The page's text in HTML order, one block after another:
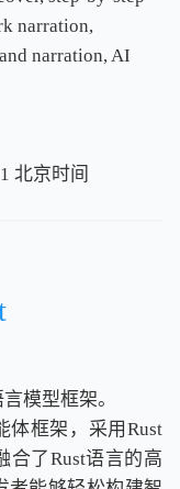
narration,
narration, AI
北京时间
北京时间
模型框架。
体框架，采用Rust
合了Rust语言的高